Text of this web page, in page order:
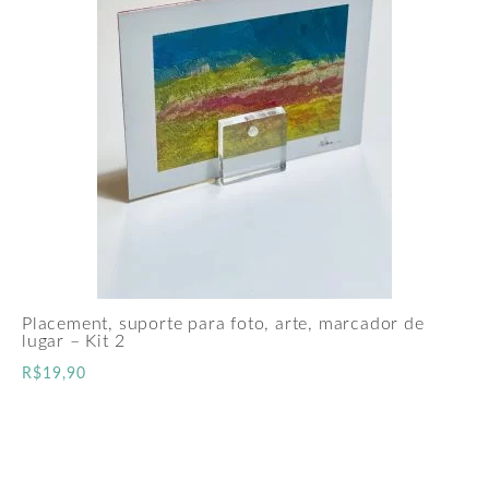
Placement, suporte para foto, arte, marcador de
lugar – Kit 2
R$19,90